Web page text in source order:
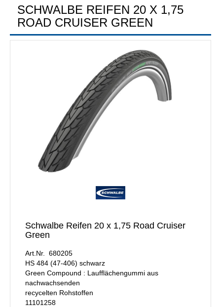
SCHWALBE REIFEN 20 X 1,75
ROAD CRUISER GREEN
Schwalbe Reifen 20 x 1,75 Road Cruiser
Green
Art.Nr. 680205
HS 484 (47-406) schwarz
Green Compound : Laufflächengummi aus
nachwachsenden
recycelten Rohstoffen
11101258